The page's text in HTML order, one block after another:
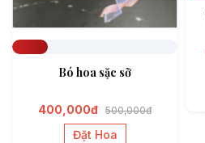
Bó hoa sặc sỡ
400,000đ 500,000đ
Đặt Hoa